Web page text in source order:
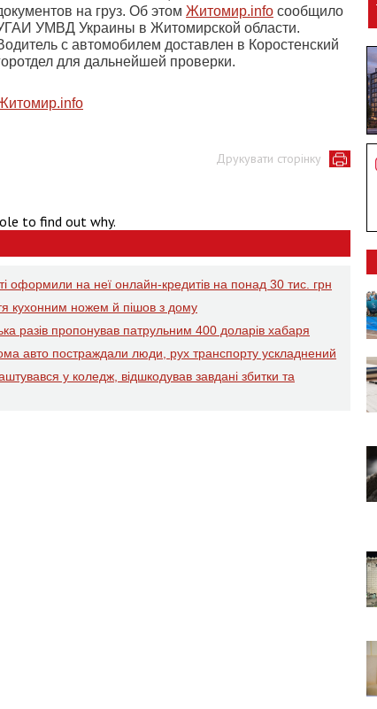
на груз. Об этом Житомир.info сообщило
УМВД Украины в Житомирской области.
с автомобилем доставлен в Коростенский
для дальнейшей проверки.
Друкувати сторінку
to find out why.
на неї онлайн-кредитів на понад 30 тис. грн
кухонним ножем й пішов з дому
разів пропонував патрульним 400 доларів хабаря
авто постраждали люди, рух транспорту ускладнений
у коледж, відшкодував завдані збитки та